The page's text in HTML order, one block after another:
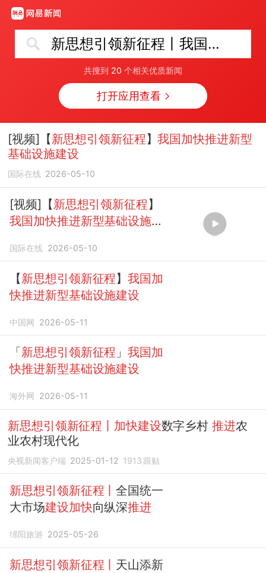
新思想引领新征程丨我国加快推进新型基础设施建设
共搜到 20 个相关优质新闻
打开应用查看
[视频]【新思想引领新征程】我国加快推进新型
基础设施建设
国际在线 2026-05-10
[视频]【新思想引领新征程】
我国加快推进新型基础设施建
国际在线 2026-05-10
【新思想引领新征程】我国加
快推进新型基础设施建设
中国网 2026-05-11
「新思想引领新征程 」我国加
快推进新型基础设施建设
海外网 2026-05-11
新思想引领新征程丨加快建设数字乡村 推进农
业农村现代化
央视新闻客户端 2025-01-12 1913 跟贴
新思想引领新征程丨全国统一
大市场建设加快向纵深推进
绵阳旅游 2025-05-26
新思想引领新征程丨 天山添新